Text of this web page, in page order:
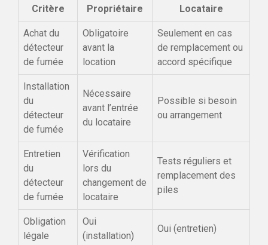
Critère Propriétaire Locataire
Achat du
détecteur
de fumée
Obligatoire
avant la
location
Seulement en cas
de remplacement ou
accord spécifique
Installation
du
détecteur
de fumée
Nécessaire
avant l’entrée
du locataire
Possible si besoin
ou arrangement
Entretien
du
détecteur
de fumée
Vérification
lors du
changement de
locataire
Tests réguliers et
remplacement des
piles
Obligation
légale
Oui
(installation)
Oui (entretien)